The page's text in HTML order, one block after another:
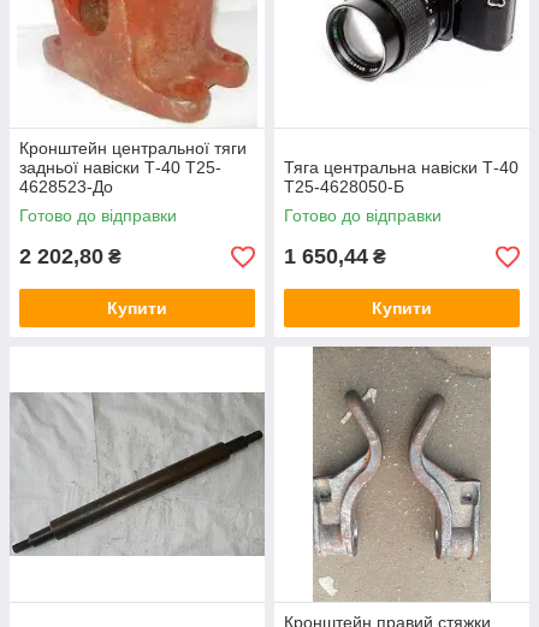
Кронштейн центральної тяги
задньої навіски Т-40 Т25-
4628523-До
Готово до відправки
2 202,80 ₴
Купити
Тяга центральна навіски Т-40
Т25-4628050-Б
Готово до відправки
1 650,44 ₴
Купити
Кронштейн правий стяжки